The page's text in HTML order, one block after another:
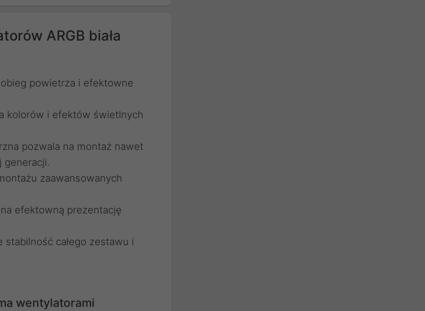
ARGB biała
powietrza i efektowne
kolorów i efektów świetlnych
pozwala na montaż nawet
generacji.
zaawansowanych
efektowną prezentację
stabilność całego zestawu i
wentylatorami